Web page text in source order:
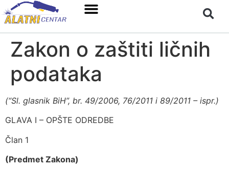
Zakon o zaštiti ličnih
podataka
(“Sl. glasnik BiH”, br. 49/2006, 76/2011 i 89/2011 – ispr.)
GLAVA I – OPŠTE ODREDBE
Član 1
(Predmet Zakona)